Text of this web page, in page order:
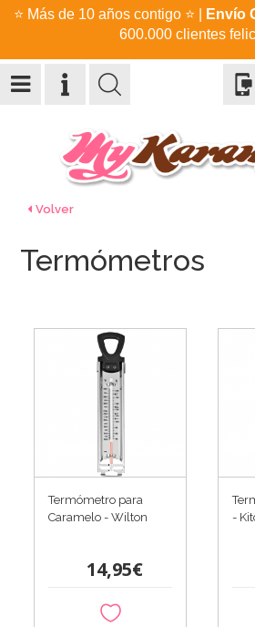
⭐ Más de 10 años contigo ⭐ Envío
600.000 clientes
Volver
Termómetros
Termómetro para
Caramelo - Wilton
14,95€
-